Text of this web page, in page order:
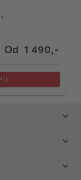
Od 1 490,-